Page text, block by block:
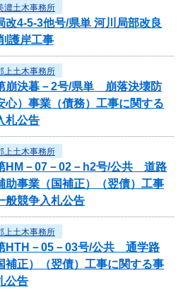
濃土木事務所
改4-5-3他号/県単 河川局部改良
護岸工事
上土木事務所
崩決暮－2号/県単 崩落決壊防
心）事業（債務）工事に関する
札公告
上土木事務所
HM－07－02－h2号/公共 道路
助事業（国補正）（翌債）工事
般競争入札公告
上土木事務所
HTH－05－03号/公共 通学路
補正）（翌債）工事に関する事
公告